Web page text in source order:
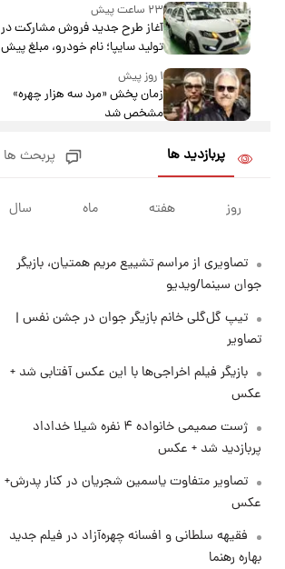
۲۳ ساعت پیش
آغاز طرح جدید فروش مشارکت در
تولید سایپا؛ نام خودرو، مبلغ پیش
پرداخت و زمان تحویل | سود
مشارکت چند درصد است؟۱ روز پیش
زمان پخش «مرد سه هزار چهره»
مشخص شد
کار استقلال و رامین رضاییان رسما
تمام شد + عکس / خداحافظی
صمیمانه آبی ها با رامین!
۱ روز پیش
نیامد+عکس
اواخر دهه ۱۲۹۰ شمسی
حامل موشک هسته‌ای در آسمان
پربازدید ها پربحث ها
روز هفته ماه سال
تصاویری از مراسم تشییع مریم همتیان، بازیگر
جوان سینما/ویدیو
تیپ گل‌گلی خانم بازیگر جوان در جشن نفس |
تصاویر
بازیگر فیلم اخراجی‌ها با این عکس آفتابی شد +
عکس
ژست صمیمی خانواده ۴ نفره شیلا خداداد
پربازدید شد + عکس
تصاویر متفاوت یاسمین شجریان در کنار پدرش+
عکس
فقیهه سلطانی و افسانه چهره‌آزاد در فیلم جدید
بهاره رهنما